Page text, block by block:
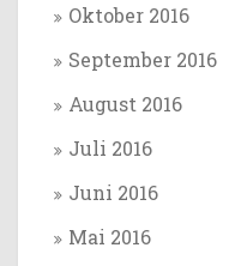
Oktober 2016
September 2016
August 2016
Juli 2016
Juni 2016
Mai 2016